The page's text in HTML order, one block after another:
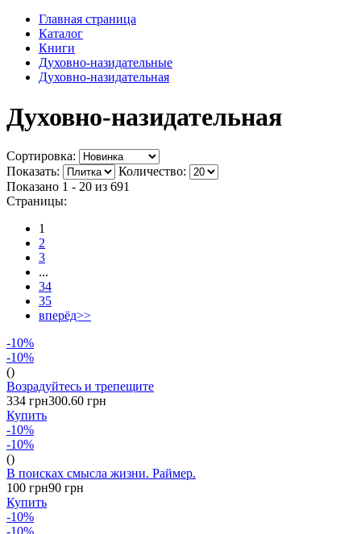
Главная страница
Каталог
Книги
Духовно-назидательные
Духовно-назидательная
Духовно-назидательная
Сортировка:
Показать:
Количество:
Показано 1 - 20 из 691
Страницы:
1
2
3
...
34
35
вперёд>>
-10%
-10%
()
Возрадуйтесь и трепещите
334 грн300.60 грн
Купить
-10%
-10%
()
В поисках смысла жизни. Раймер.
100 грн90 грн
Купить
-10%